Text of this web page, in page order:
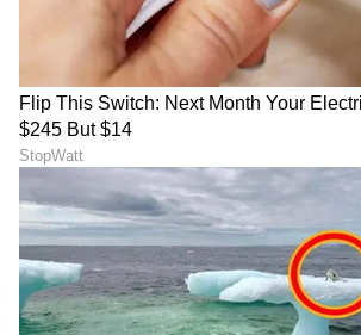
ಟ್ರಂಪ್ ಐತಿಹಾಸಿಕ ಒಪ್ಪಂದ | India US
Trade Deal | Party Rounds